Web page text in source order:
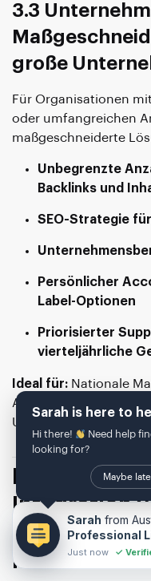
3.3
große
Für Organisationen
oder umfangreichen
maßgeschneiderte
Unbegrenzte
Backlinks und
SEO-Strategie
Persönlicher
Label-Optionen
Priorisierter
vierteljährliche
Ideal für: Nationale
Agenturen, die SEO
Unternehmen mit
Kapitel 4:
Integration
maximale
Sarah is here to
Hi there!
Need help
looking for?
Maybe
Sarah from
Professional
Just now ✓